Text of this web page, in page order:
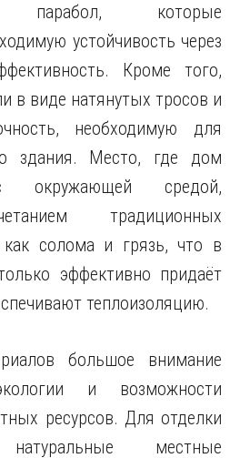
парабол, которые
устойчивость через
Кроме того,
в виде натянутых тросов и
необходимую для
здания. Место, где дом
окружающей средой,
традиционных
как солома и грязь, что в
эффективно придаёт
теплоизоляцию.
большое внимание
и возможности
ресурсов. Для отделки
натуральные местные